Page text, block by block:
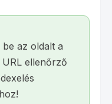
be az oldalt a
URL ellenőrző